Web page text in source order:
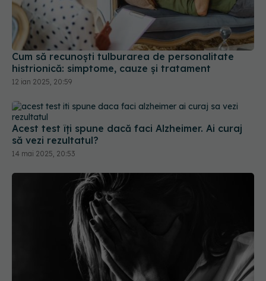
Cum să recunoști tulburarea de personalitate
histrionică: simptome, cauze și tratament
12 ian 2025, 20:59
Acest test îți spune dacă faci Alzheimer. Ai curaj
să vezi rezultatul?
14 mai 2025, 20:53